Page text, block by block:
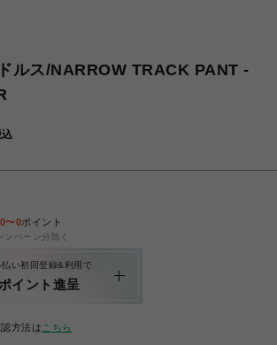
ルス/NARROW TRACK PANT -
0〜0ポイント
ペーン分除く
い初回登録&利用で
イント進呈
方法は こちら